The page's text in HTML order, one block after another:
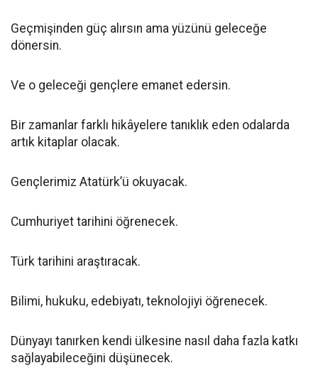
Geçmişinden güç alırsın ama yüzünü geleceğe
dönersin.
Ve o geleceği gençlere emanet edersin.
Bir zamanlar farklı hikâyelere tanıklık eden odalarda
artık kitaplar olacak.
Gençlerimiz Atatürk’ü okuyacak.
Cumhuriyet tarihini öğrenecek.
Türk tarihini araştıracak.
Bilimi, hukuku, edebiyatı, teknolojiyi öğrenecek.
Dünyayı tanırken kendi ülkesine nasıl daha fazla katkı
sağlayabileceğini düşünecek.